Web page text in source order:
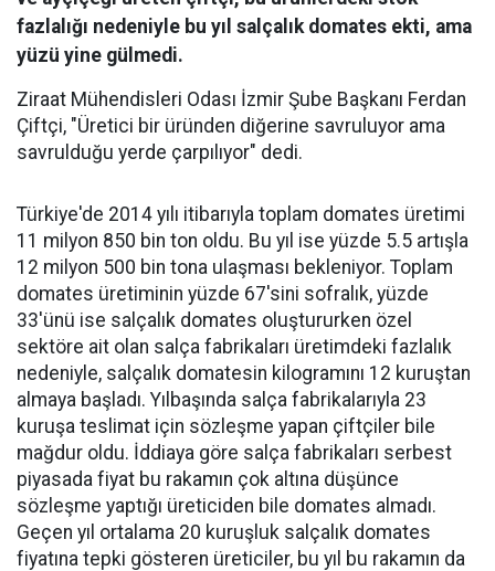
fazlalığı nedeniyle bu yıl salçalık domates ekti, ama
yüzü yine gülmedi.
Ziraat Mühendisleri Odası İzmir Şube Başkanı Ferdan
Çiftçi, "Üretici bir üründen diğerine savruluyor ama
savrulduğu yerde çarpılıyor" dedi.
Türkiye'de 2014 yılı itibarıyla toplam domates üretimi
11 milyon 850 bin ton oldu. Bu yıl ise yüzde 5.5 artışla
12 milyon 500 bin tona ulaşması bekleniyor. Toplam
domates üretiminin yüzde 67'sini sofralık, yüzde
33'ünü ise salçalık domates oluştururken özel
sektöre ait olan salça fabrikaları üretimdeki fazlalık
nedeniyle, salçalık domatesin kilogramını 12 kuruştan
almaya başladı. Yılbaşında salça fabrikalarıyla 23
kuruşa teslimat için sözleşme yapan çiftçiler bile
mağdur oldu. İddiaya göre salça fabrikaları serbest
piyasada fiyat bu rakamın çok altına düşünce
sözleşme yaptığı üreticiden bile domates almadı.
Geçen yıl ortalama 20 kuruşluk salçalık domates
fiyatına tepki gösteren üreticiler, bu yıl bu rakamın da